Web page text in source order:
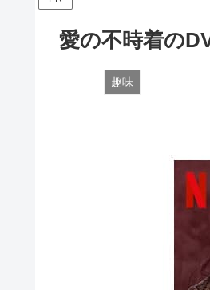
愛の不時着の
趣味